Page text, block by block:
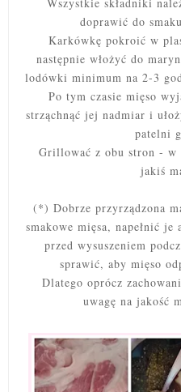
doprawić do
Karkówkę pokroić w
następnie włożyć do
lodówki minimum na 2-3
Po tym czasie mięso
strząchnąć jej nadmiar i
patelni
Grillować z obu stron - w
jakiś
(*) Dobrze przyrządzona
smakowe mięsa, napełnić
przed wysuszeniem
sprawić, aby mięso
Dlatego oprócz
uwagę na jakość